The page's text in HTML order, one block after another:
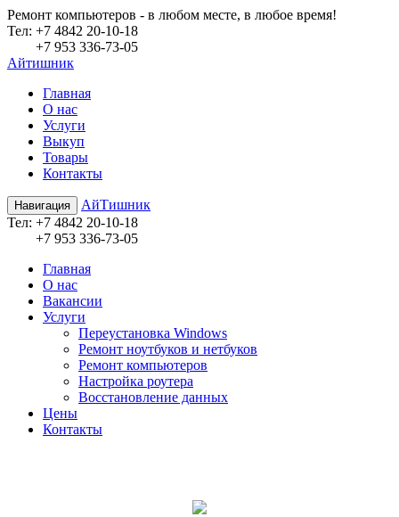
Ремонт компьютеров - в любом месте, в любое время!
Teл: +7 4842 20-10-18
+7 953 336-73-05
Айтишник
Главная
О нас
Услуги
Выкуп
Товары
Контакты
Навигация
АйТишник
Teл: +7 4842 20-10-18
+7 953 336-73-05
Главная
О нас
Вакансии
Услуги
Переустановка Windows
Ремонт ноутбуков и нетбуков
Ремонт компьютеров
Настройка роутера
Восстановление данных
Цены
Контакты